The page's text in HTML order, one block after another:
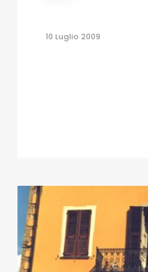
10 Luglio 2009